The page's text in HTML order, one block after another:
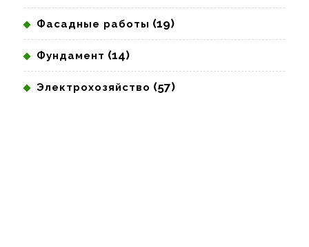
Фасадные работы (19)
Фундамент (14)
Электрохозяйство (57)